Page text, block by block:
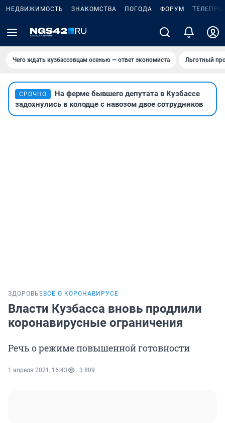
НЕДВИЖИМОСТЬ ЗНАКОМСТВА ПОГОДА ФОРУМ
Чего ждать кузбассовцам осенью — ответ экономиста Льготный
СРОЧНО
На ферме бывшего депутата в Кузбассе
задохнулись в колодце с навозом двое сотрудников
ЗДОРОВЬЕ ВСЁ О КОРОНАВИРУСЕ
Власти Кузбасса вновь продлили
коронавирусные ограничения
Речь о режиме повышенной готовности
1 апреля 2021, 16:43 3 809